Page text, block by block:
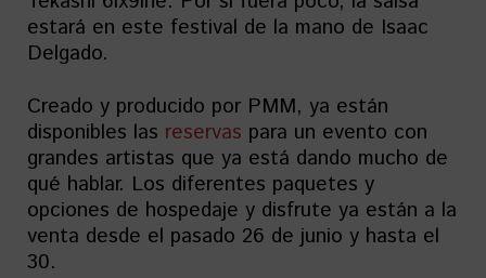
estará en este festival de la mano de Isaac
Delgado.
Creado y producido por PMM, ya están
disponibles las reservas para un evento con
grandes artistas que ya está dando mucho de
qué hablar. Los diferentes paquetes y
opciones de hospedaje y disfrute ya están a la
venta desde el pasado 26 de junio y hasta el
30.